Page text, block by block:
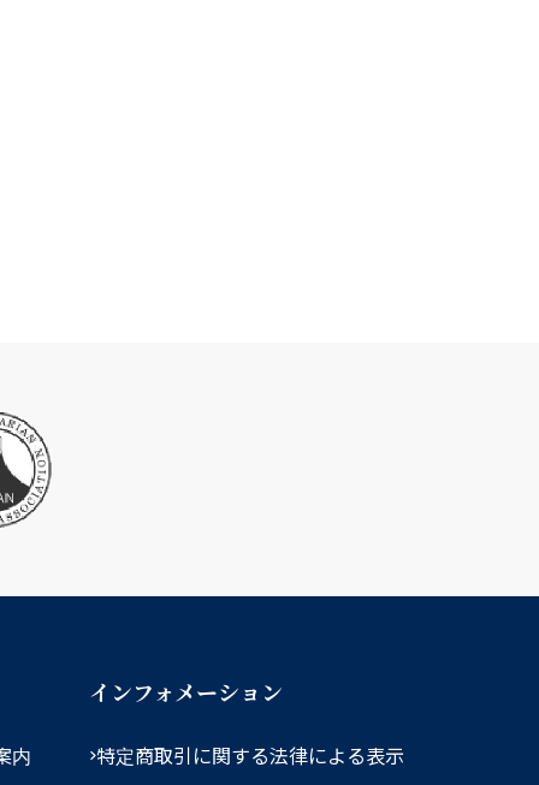
内
インフォメーション
特定商取引に関する法律による表示